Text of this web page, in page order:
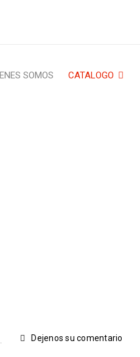
SOMOS CATALOGO
Dejenos su comentario